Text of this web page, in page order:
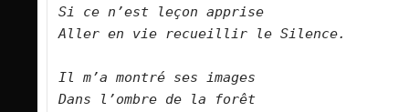
Si ce n’est leçon apprise
Aller en vie recueillir le Silence.
Il m’a montré ses images
Dans l’ombre de la forêt